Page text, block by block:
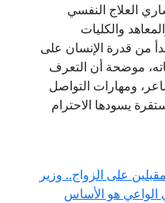
العلاج النفسي
والكليات
من قدرة الإنسان على
موضحة أن التعرف
ومهارات التواصل
يسودها الاحترام
على الزواج.. وزير
الواعي هو الأساس